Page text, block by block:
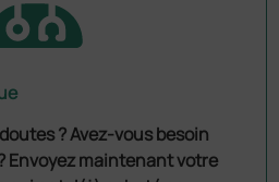
? Avez-vous besoin
Envoyez maintenant votre